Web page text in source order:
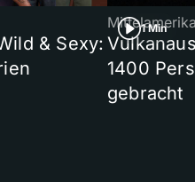
& Sexy:
1 Min
1400
gebracht